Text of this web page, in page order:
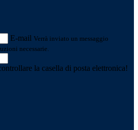
E-mail Verrà inviato un messaggio
necessarie.
la casella di posta elettronica!